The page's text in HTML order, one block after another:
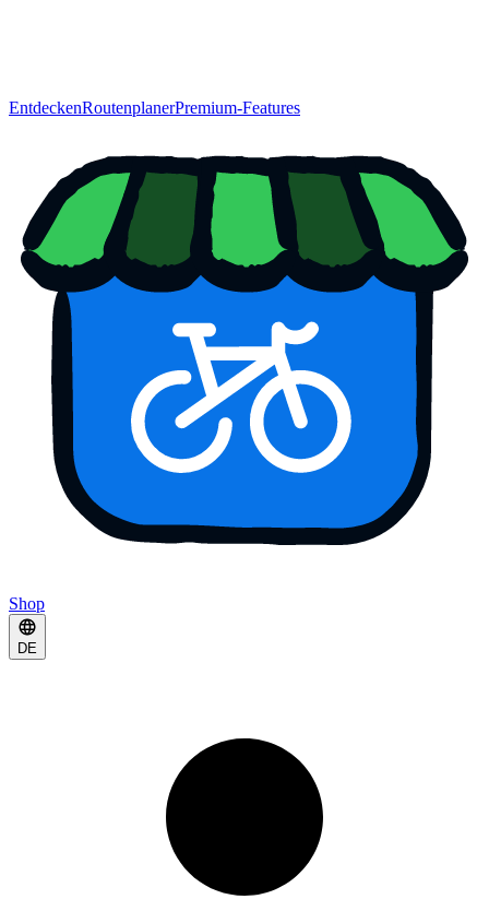
EntdeckenRoutenplanerPremium-Features
Shop
DE